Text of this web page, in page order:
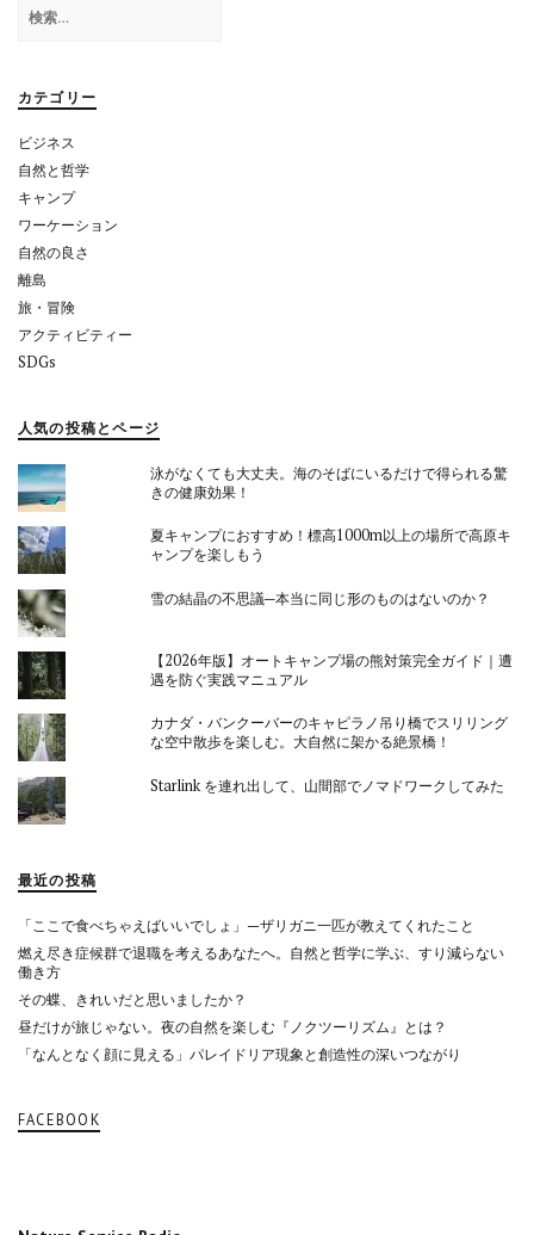
シ
ン
索:
カテゴリー
ビジネス
自然と哲学
キャンプ
ワーケーション
自然の良さ
離島
旅・冒険
アクティビティー
SDGs
人気の投稿とページ
泳がなくても大丈夫。海のそばにいるだけで得られる驚
きの健康効果！
夏キャンプにおすすめ！標高1000m以上の場所で高原キ
ャンプを楽しもう
雪の結晶の不思議─本当に同じ形のものはないのか？
【2026年版】オートキャンプ場の熊対策完全ガイド｜遭
遇を防ぐ実践マニュアル
カナダ・バンクーバーのキャピラノ吊り橋でスリリング
な空中散歩を楽しむ。大自然に架かる絶景橋！
Starlink を連れ出して、山間部でノマドワークしてみた
最近の投稿
「ここで食べちゃえばいいでしょ」—ザリガニ一匹が教えてくれたこと
燃え尽き症候群で退職を考えるあなたへ。自然と哲学に学ぶ、すり減らない
働き方
その蝶、きれいだと思いましたか？
昼だけが旅じゃない。夜の自然を楽しむ『ノクツーリズム』とは？
「なんとなく顔に見える」パレイドリア現象と創造性の深いつながり
FACEBOOK